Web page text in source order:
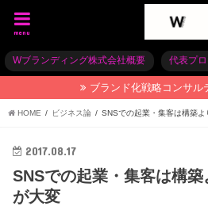
menu
Wブランディング株式会社概要 代表プ
ブランド化戦略コンサル
HOME ビジネス論 SNSでの起業・集客は構築
2017.08.17
SNSでの起業・集客は構
が大変